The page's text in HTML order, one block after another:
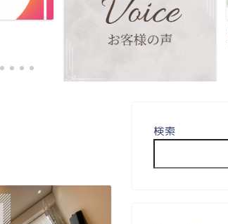
シンピラティスのすすめ〜
検索